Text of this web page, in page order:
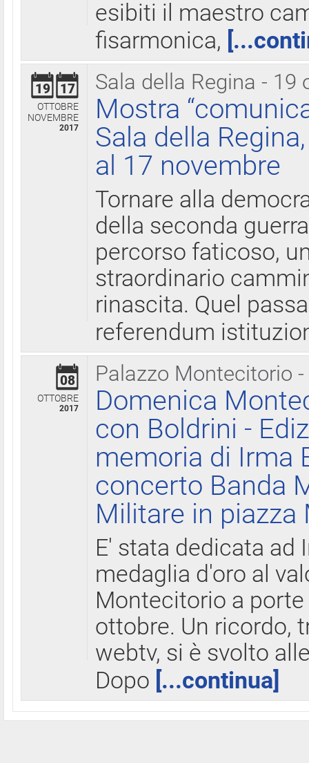
esibiti il maestro
fisarmonica,
Sala della Regina - 19
19 17
OTTOBRE
NOVEMBRE
2017
Mostra
Sala della
al 17 novembre
Tornare alla
della seconda
percorso faticoso,
straordinario
rinascita. Quel
referendum
Palazzo Montecitorio
08
OTTOBRE
2017
Domenica
con Boldrini -
memoria di Irma
concerto Banda
Militare in
E' stata dedicata ad
medaglia d'oro al
Montecitorio a
ottobre. Un ricordo,
webtv, si è svolto
Dopo [...continua]